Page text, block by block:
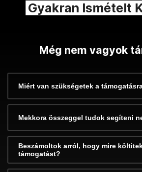
Gyakran Ismételt
Még nem vagyok
Miért van szükségetek a
Mekkora összeggel tudok segíteni
Beszámoltok arról, hogy mire
támogatást?